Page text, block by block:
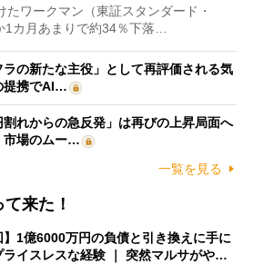
ワークマン（東証スタンダード・
1カ月あまりで約34％下落…
の新たな主役」として再評価される気
提携でAI…
れからの急反発」は再びの上昇局面へ
場のムー…
一覧を見る
来た！
】1億6000万円の負債と引き換えに手に
ライスレスな経験 ｜ 突然マルサがや…